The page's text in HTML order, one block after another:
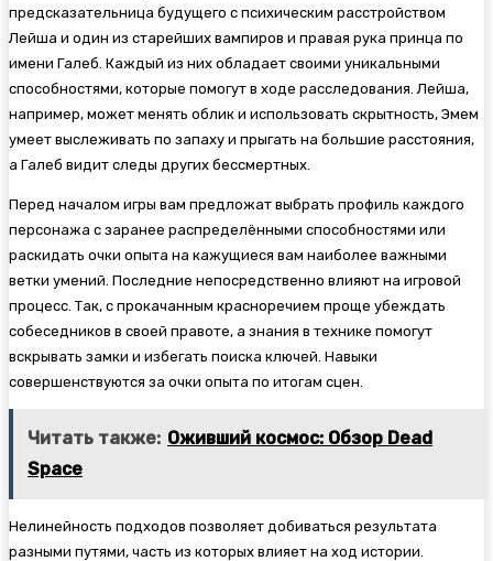
предсказательница будущего с психическим расстройством
Лейша и один из старейших вампиров и правая рука принца по
имени Галеб. Каждый из них обладает своими уникальными
способностями, которые помогут в ходе расследования. Лейша,
например, может менять облик и использовать скрытность, Эмем
умеет выслеживать по запаху и прыгать на большие расстояния,
а Галеб видит следы других бессмертных.
Перед началом игры вам предложат выбрать профиль каждого
персонажа с заранее распределёнными способностями или
раскидать очки опыта на кажущиеся вам наиболее важными
ветки умений. Последние непосредственно влияют на игровой
процесс. Так, с прокачанным красноречием проще убеждать
собеседников в своей правоте, а знания в технике помогут
вскрывать замки и избегать поиска ключей. Навыки
совершенствуются за очки опыта по итогам сцен.
Читать также: Оживший космос: Обзор Dead
Space
Нелинейность подходов позволяет добиваться результата
разными путями, часть из которых влияет на ход истории.